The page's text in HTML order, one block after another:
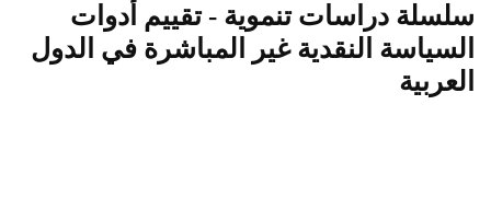
المنصة التدريبية
سلسلة دراسات تنموية - تقييم أدوات
السياسة النقدية غير المباشرة في الدول
العربية